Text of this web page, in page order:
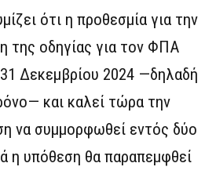
ότι η προθεσμία για την
της οδηγίας για τον ΦΠΑ
Δεκεμβρίου 2024 —δηλαδή
και καλεί τώρα την
να συμμορφωθεί εντός δύο
η υπόθεση θα παραπεμφθεί